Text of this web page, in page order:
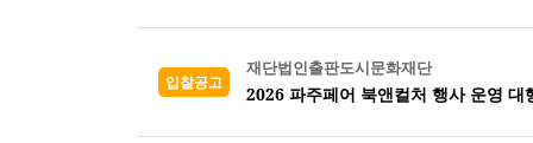
입찰공고
재단법인출판도시문화재단
2026 파주페어 북앤컬처 행사 운영 대